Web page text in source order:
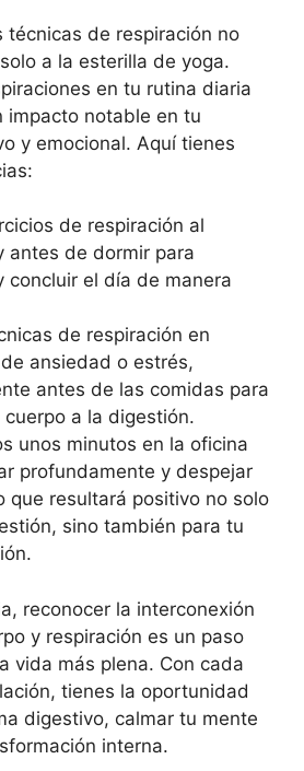
técnicas de respiración no
a la esterilla de yoga.
en tu rutina diaria
impacto notable en tu
y emocional. Aquí tienes
de respiración al
antes de dormir para
concluir el día de manera
de respiración en
ansiedad o estrés,
antes de las comidas para
cuerpo a la digestión.
unos minutos en la oficina
profundamente y despejar
que resultará positivo no solo
sino también para tu
reconocer la interconexión
y respiración es un paso
vida más plena. Con cada
tienes la oportunidad
digestivo, calmar tu mente
interna.